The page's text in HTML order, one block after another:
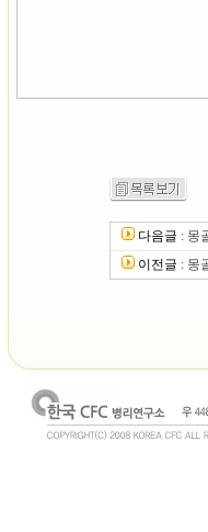
다음글 : 몽
이전글 : 몽